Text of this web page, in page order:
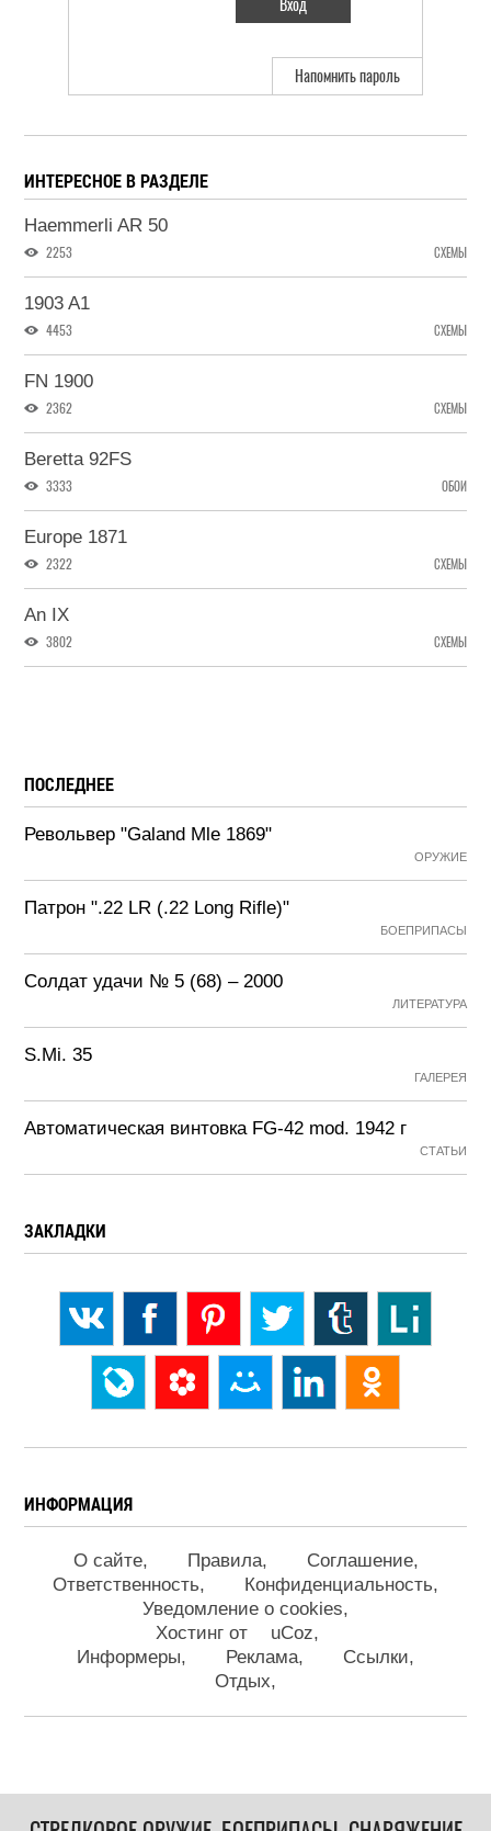
Напомнить пароль
ИНТЕРЕСНОЕ В РАЗДЕЛЕ
Haemmerli AR 50
2253 СХЕМЫ
1903 A1
4453 СХЕМЫ
FN 1900
2362 СХЕМЫ
Beretta 92FS
3333 ОБОИ
Europe 1871
2322 СХЕМЫ
An IX
3802 СХЕМЫ
ПОСЛЕДНЕЕ
Револьвер "Galand Mle 1869"
ОРУЖИЕ
Патрон ".22 LR (.22 Long Rifle)"
БОЕПРИПАСЫ
Солдат удачи № 5 (68) – 2000
ЛИТЕРАТУРА
S.Mi. 35
ГАЛЕРЕЯ
Автоматическая винтовка FG-42 mod. 1942 г
СТАТЬИ
ЗАКЛАДКИ
ИНФОРМАЦИЯ
О сайте Правила
Соглашение
Ответственность
Конфиденциальность
Уведомление о cookies
Хостинг от
uCoz
Информеры
Реклама
Ссылки
Отдых